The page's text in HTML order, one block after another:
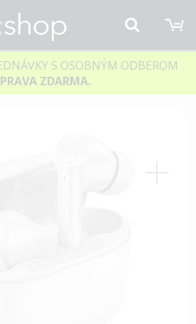
Hľadať
S OSOBNÝM ODBEROM
ZDARMA.